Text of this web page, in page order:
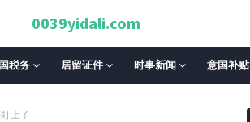
0039yidali.com
税务 居留证件 时事新闻 意国补贴
上了